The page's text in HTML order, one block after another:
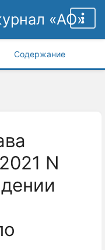
«АО»
Содержание
N